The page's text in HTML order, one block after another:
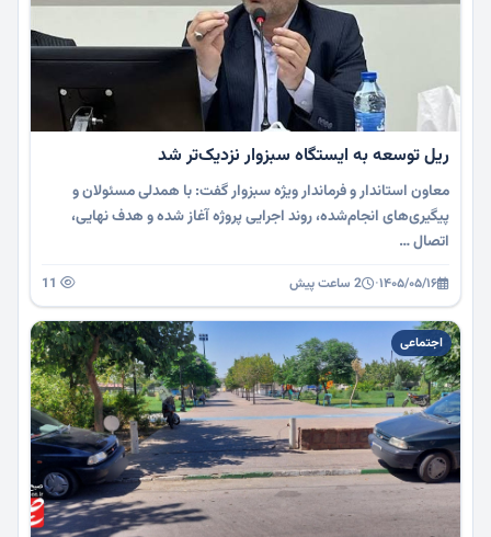
ریل توسعه به ایستگاه سبزوار نزدیک‌تر شد
معاون استاندار و فرماندار ویژه سبزوار گفت: با همدلی مسئولان و
پیگیری‌های انجام‌شده، روند اجرایی پروژه آغاز شده و هدف نهایی،
اتصال …
۱۴۰۵/۰۵/۱۶· 2 ساعت پیش
اجتماعی